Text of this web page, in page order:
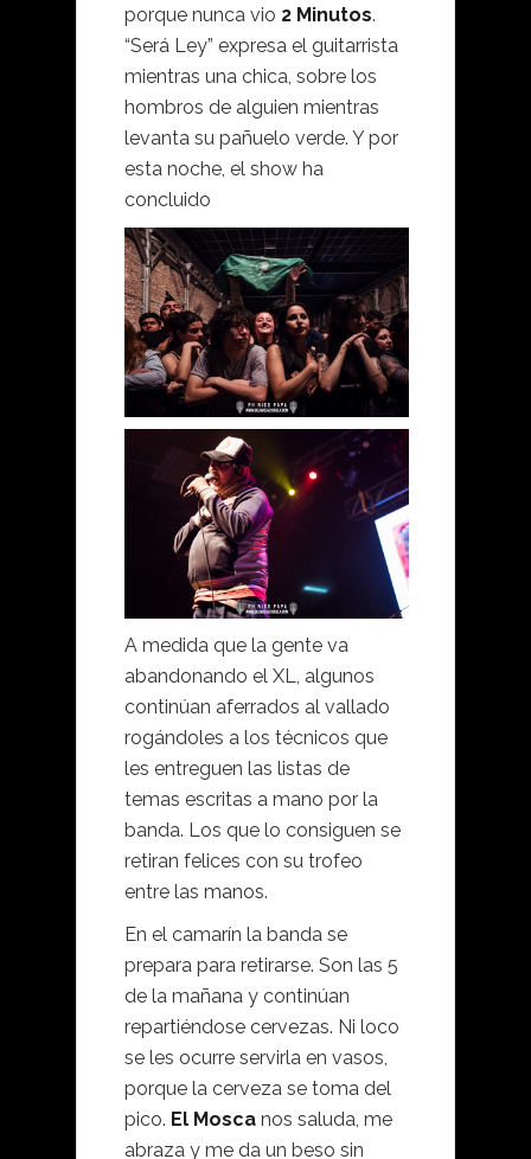
porque nunca vio 2 Minutos.
“Será Ley” expresa el guitarrista
mientras una chica, sobre los
hombros de alguien mientras
levanta su pañuelo verde. Y por
esta noche, el show ha
concluido
A medida que la gente va
abandonando el XL, algunos
continúan aferrados al vallado
rogándoles a los técnicos que
les entreguen las listas de
temas escritas a mano por la
banda. Los que lo consiguen se
retiran felices con su trofeo
entre las manos.
En el camarín la banda se
prepara para retirarse. Son las 5
de la mañana y continúan
repartiéndose cervezas. Ni loco
se les ocurre servirla en vasos,
porque la cerveza se toma del
pico. El Mosca nos saluda, me
abraza y me da un beso sin